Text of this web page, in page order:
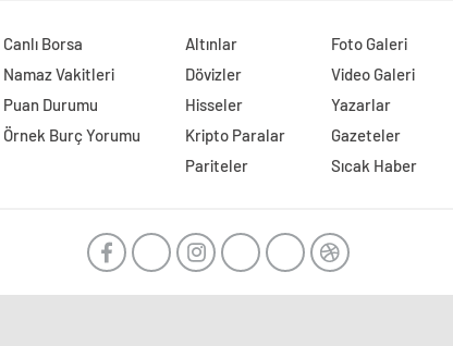
Canlı Borsa
Namaz Vakitleri
Puan Durumu
Örnek Burç Yorumu
Altınlar
Dövizler
Hisseler
Kripto Paralar
Pariteler
Foto Galeri
Video Galeri
Yazarlar
Gazeteler
Sıcak Haber